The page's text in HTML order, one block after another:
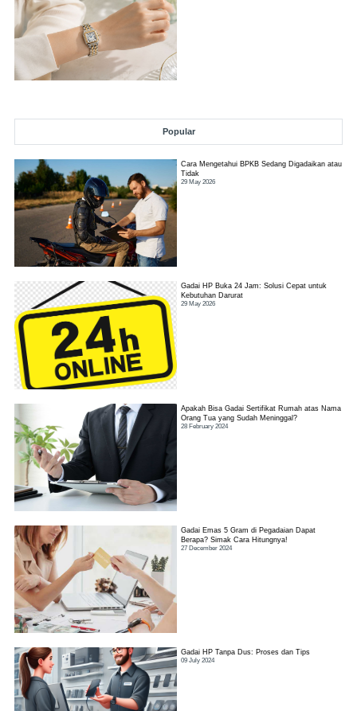
Popular
Cara Mengetahui BPKB Sedang Digadaikan atau
Tidak
29 May 2026
Gadai HP Buka 24 Jam: Solusi Cepat untuk
Kebutuhan Darurat
29 May 2026
Apakah Bisa Gadai Sertifikat Rumah atas Nama
Orang Tua yang Sudah Meninggal?
28 February 2024
Gadai Emas 5 Gram di Pegadaian Dapat
Berapa? Simak Cara Hitungnya!
27 December 2024
Gadai HP Tanpa Dus: Proses dan Tips
09 July 2024